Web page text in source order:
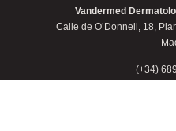
Vandermed
Calle de O’Donnell, 18,
(+34)